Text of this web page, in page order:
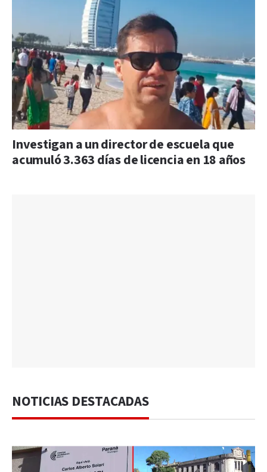
Investigan a un director de escuela que
acumuló 3.363 días de licencia en 18 años
NOTICIAS DESTACADAS